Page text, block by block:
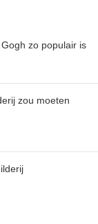
zo populair is
zou moeten